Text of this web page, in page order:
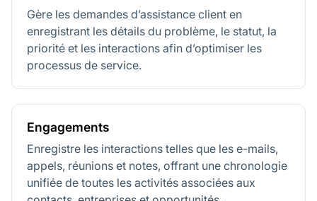
Gère les demandes d’assistance client en
enregistrant les détails du problème, le statut, la
priorité et les interactions afin d’optimiser les
processus de service.
Engagements
Enregistre les interactions telles que les e-mails,
appels, réunions et notes, offrant une chronologie
unifiée de toutes les activités associées aux